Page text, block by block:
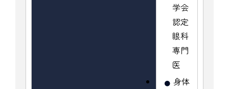
学会
認定
眼科
専門
医
身体